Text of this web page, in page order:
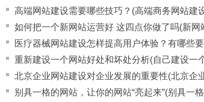
高端网站建设需要哪些技巧？(高端商务网站建
如何把一个新网站运营好 这四点你做了吗(新网
医疗器械网站建设怎样提高用户体验？有哪些要
重新建设一个网站好处和坏处分析(自己建设一
北京企业网站建设对企业发展的重要性(北京企
别具一格的网站，让你的网站“亮起来”(别具一